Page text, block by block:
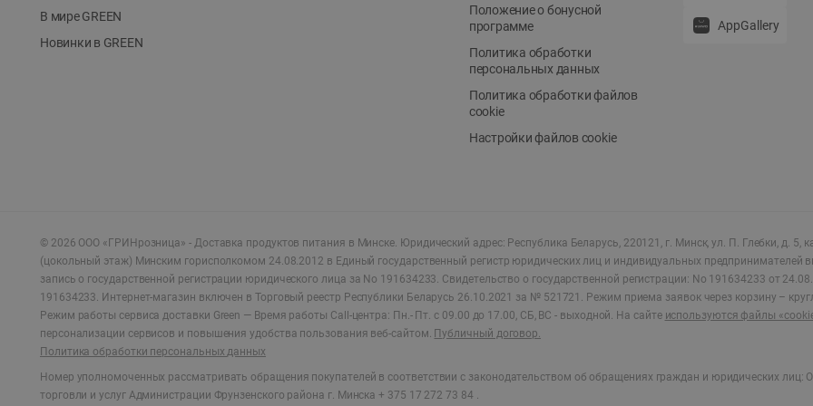
В мире GREEN
Новинки в GREEN
Положение о бонусной
программе
Политика обработки
персональных данных
Политика обработки файлов
cookie
Настройки файлов cookie
AppGallery
© 2026 ООО «ГРИНрозница» - Доставка продуктов питания в Минске. Юридический адрес: Республика Беларусь, 220121, г. Минск, ул. П. Глебки, д. 5,
(цокольный этаж) Минским горисполкомом 24.08.2012 в Единый государственный регистр юридических лиц и индивидуальных предпринимателей
запись о государственной регистрации юридического лица за No 191634233. Свидетельство о государственной регистрации: No 191634233 от
191634233. Интернет-магазин включен в Торговый реестр Республики Беларусь 26.10.2021 за № 521721. Режим приема заявок через корзину –
Режим работы сервиса доставки Green — Время работы Call-центра: Пн.- Пт. с 09.00 до 17.00, СБ, ВС - выходной. На сайте используются файлы
персонализации сервисов и повышения удобства пользования веб-сайтом. Публичный договор.
Политика обработки персональных данных
Номер уполномоченных рассматривать обращения покупателей в соответствии с законодательством об обращениях граждан и юридических лиц:
торговли и услуг Администрации Фрунзенского района г. Минска + 375 17 272 73 84 .